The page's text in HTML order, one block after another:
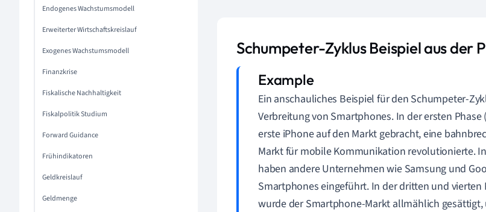
Endogenes Wachstumsmodell
Erweiterter Wirtschaftskreislauf
Exogenes Wachstumsmodell
Finanzkrise
Fiskalische Nachhaltigkeit
Fiskalpolitik Studium
Forward Guidance
Frühindikatoren
Geldkreislauf
Geldmenge
Schumpeter-Zyklus Beispiel aus der
Ein anschauliches Beispiel für den Schumpeter-
Verbreitung von Smartphones. In der ersten
erste iPhone auf den Markt gebracht, eine
Markt für mobile Kommunikation revolutionierte.
haben andere Unternehmen wie Samsung und
Smartphones eingeführt. In der dritten und vierten
wurde der Smartphone-Markt allmählich